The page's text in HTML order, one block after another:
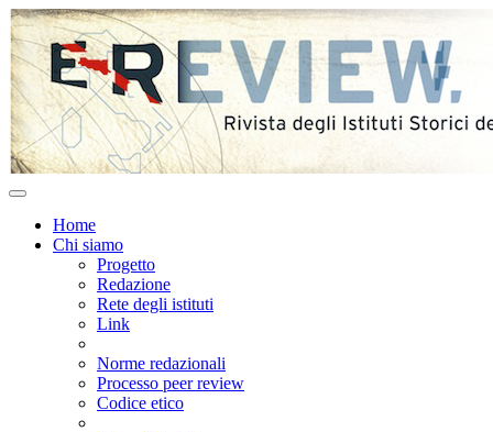
Home
Chi siamo
Progetto
Redazione
Rete degli istituti
Link
Norme redazionali
Processo peer review
Codice etico